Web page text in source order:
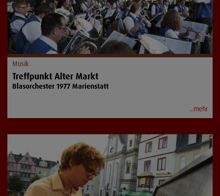
Musik
Treffpunkt Alter Markt
Blasorchester 1977 Marienstatt
...mehr